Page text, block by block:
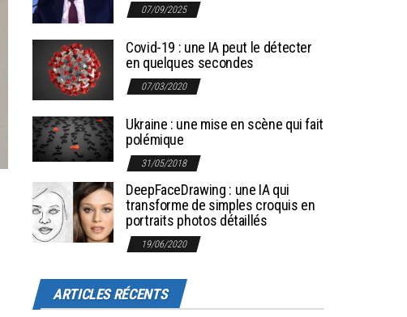
07/09/2025
Covid-19 : une IA peut le détecter
en quelques secondes
07/03/2020
Ukraine : une mise en scène qui fait
polémique
31/05/2018
DeepFaceDrawing : une IA qui
transforme de simples croquis en
portraits photos détaillés
19/06/2020
ARTICLES RÉCENTS